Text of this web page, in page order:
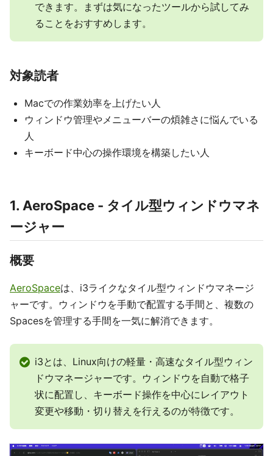
できます。まずは気になったツールから試してみ
ることをおすすめします。
対象読者
Macでの作業効率を上げたい人
ウィンドウ管理やメニューバーの煩雑さに悩んでいる
人
キーボード中心の操作環境を構築したい人
1. AeroSpace - タイル型ウィンドウマネ
ージャー
概要
AeroSpaceは、i3ライクなタイル型ウィンドウマネージ
ャーです。ウィンドウを手動で配置する手間と、複数の
Spacesを管理する手間を一気に解消できます。
i3とは、Linux向けの軽量・高速なタイル型ウィン
ドウマネージャーです。ウィンドウを自動で格子
状に配置し、キーボード操作を中心にレイアウト
変更や移動・切り替えを行えるのが特徴です。